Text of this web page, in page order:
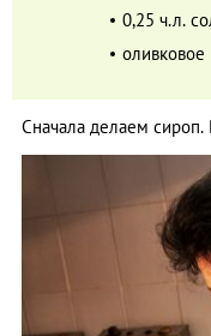
0,25 ч.л.
Сначала делаем